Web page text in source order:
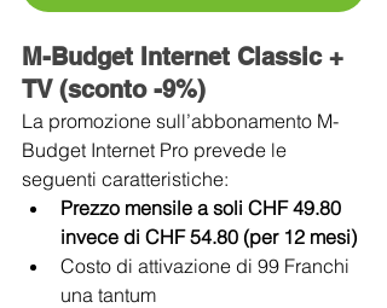
M-Budget Internet Classic +
TV (sconto -9%)
La promozione sull’abbonamento M-
Budget Internet Pro prevede le
seguenti caratteristiche:
Prezzo mensile a soli CHF 49.80
invece di CHF 54.80 (per 12 mesi)
Costo di attivazione di 99 Franchi
una tantum